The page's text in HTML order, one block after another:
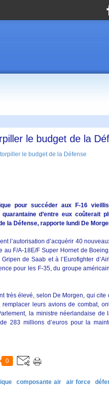
le budget de la
pour succéder aux F-16
d’entre eux coûterait
la Défense, rapporte lundi De
l’autorisation d’acquérir 40
F/A-18E/F Super Hornet de
de Saab et à l’Eurofighter
pour les F-35, du groupe
très élevé, selon De Morgen, qui cite
leurs avions de combat,
la ministre néerlandaise de
283 millions d’euros pour la
0
composante air air force